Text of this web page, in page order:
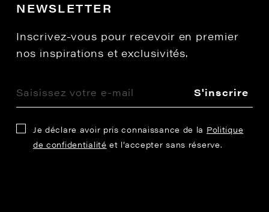
NEWSLETTER
Inscrivez-vous pour recevoir en premier
nos inspirations et exclusivités.
S'inscrire
Je déclare avoir pris connaissance de la Politique
de confidentialité et l’accepter sans réserve.